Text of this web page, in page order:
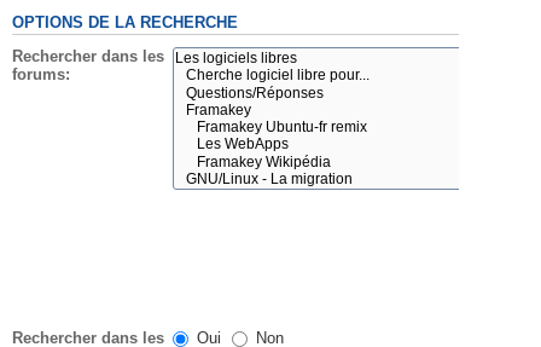
OPTIONS DE LA RECHERCHE
Rechercher dans les
forums:
Rechercher dans les Oui Non